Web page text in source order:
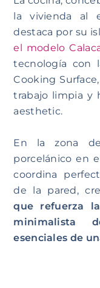
la vivienda al
destaca por su
el modelo
tecnología con
Cooking
trabajo limpia y
aesthetic.
En la zona
porcelánico en
coordina
de la pared,
que refuerza
minimalista
esenciales de